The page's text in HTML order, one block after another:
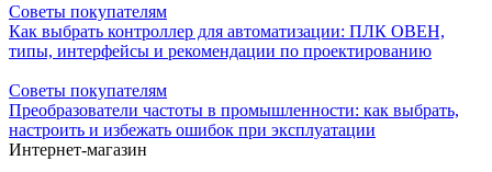
Советы покупателям
Как выбрать контроллер для автоматизации: ПЛК ОВЕН,
типы, интерфейсы и рекомендации по проектированию
Советы покупателям
Преобразователи частоты в промышленности: как выбрать,
настроить и избежать ошибок при эксплуатации
Интернет-магазин